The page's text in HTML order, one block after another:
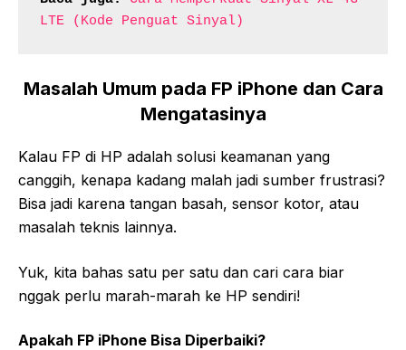
LTE (Kode Penguat Sinyal)
Masalah Umum pada FP iPhone dan Cara
Mengatasinya
Kalau FP di HP adalah solusi keamanan yang
canggih, kenapa kadang malah jadi sumber frustrasi?
Bisa jadi karena tangan basah, sensor kotor, atau
masalah teknis lainnya.
Yuk, kita bahas satu per satu dan cari cara biar
nggak perlu marah-marah ke HP sendiri!
Apakah FP iPhone Bisa Diperbaiki?